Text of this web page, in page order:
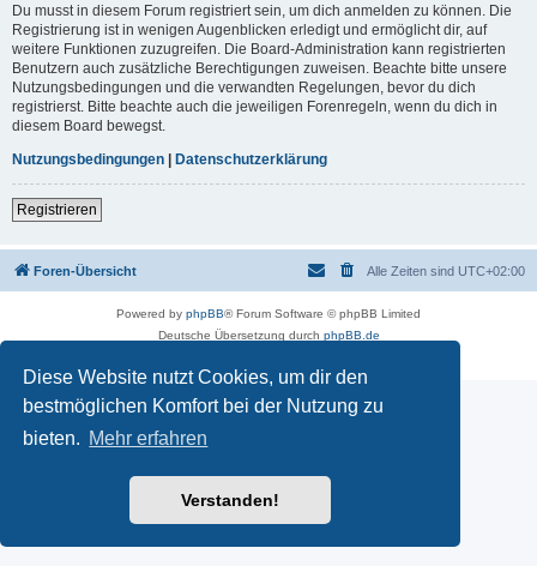
Diese Website nutzt Cookies, um dir den
bestmöglichen Komfort bei der Nutzung zu
bieten. Mehr erfahren
Verstanden!
Du musst in diesem Forum registriert sein, um dich anmelden zu können. Die
Registrierung ist in wenigen Augenblicken erledigt und ermöglicht dir, auf
weitere Funktionen zuzugreifen. Die Board-Administration kann registrierten
Benutzern auch zusätzliche Berechtigungen zuweisen. Beachte bitte unsere
Nutzungsbedingungen und die verwandten Regelungen, bevor du dich
registrierst. Bitte beachte auch die jeweiligen Forenregeln, wenn du dich in
diesem Board bewegst.
Nutzungsbedingungen | Datenschutzerklärung
Registrieren
Foren-Übersicht Alle Zeiten sind UTC+02:00
Powered by phpBB® Forum Software © phpBB Limited
Deutsche Übersetzung durch phpBB.de